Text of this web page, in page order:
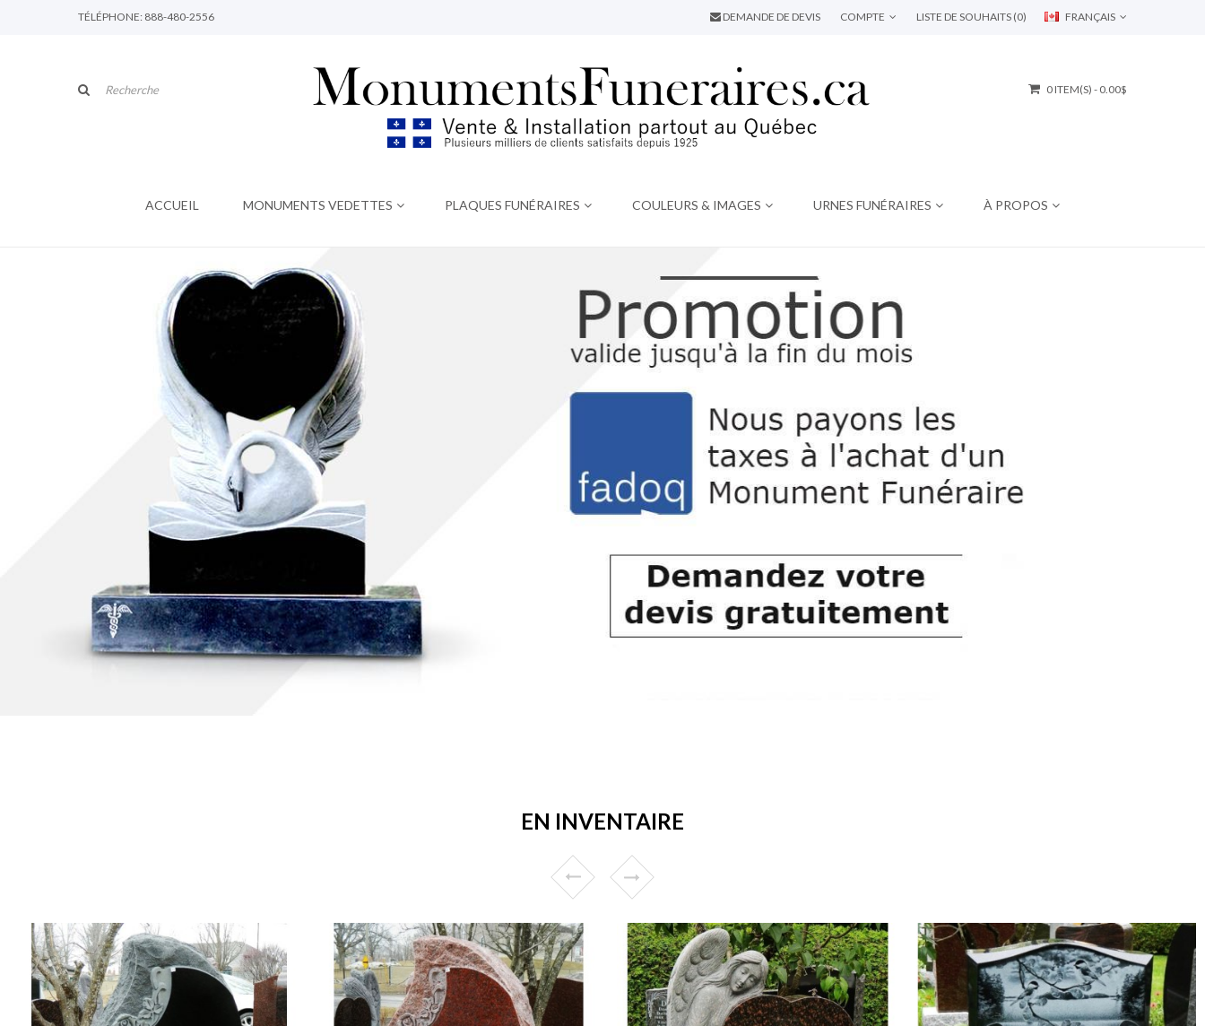
TÉLÉPHONE: 888-480-2556 FRANÇAIS
DEMANDE DE DEVIS COMPTE LISTE DE SOUHAITS (0)
0 ITEM(S) - 0.00$
ACCUEIL MONUMENTS VEDETTES PLAQUES FUNÉRAIRES COULEURS & IMAGES URNES FUNÉRAIRES À PROPOS
EN INVENTAIRE